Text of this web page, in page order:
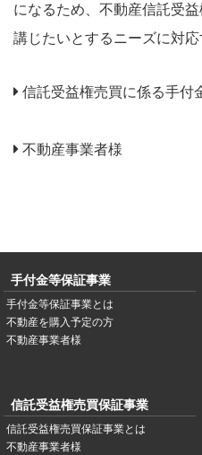
になるため、不動産信託受
講じたいとするニーズに対応
信託受益権売買に係る手付
不動産事業者様
手付金等保証事業
手付金等保証事業とは
不動産を購入予定の方
不動産事業者様
信託受益権売買保証事業
信託受益権売買保証事業とは
不動産事業者様